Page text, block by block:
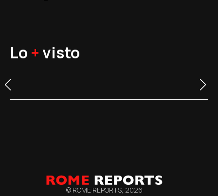
Lo +visto
© ROME REPORTS, 2026